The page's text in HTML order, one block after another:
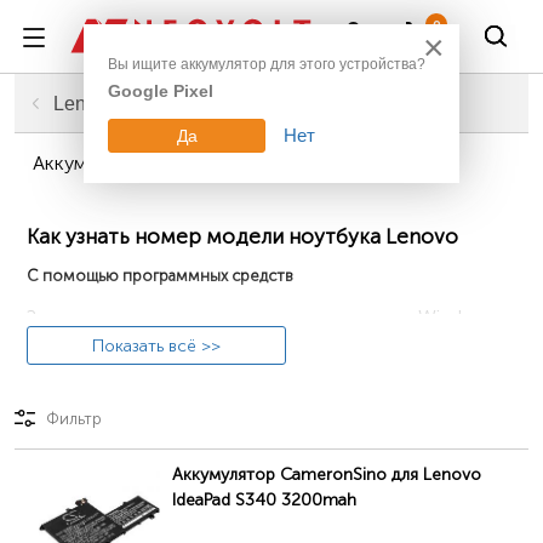
0
Главная
Компьютерная техника
Аккумуляторы для ноутбуков
Lenovo
Аккумуляторы для ноутбуков Lenovo Ideapad
Как узнать номер модели ноутбука Lenovo
С помощью программных средств
Запустите компьютер и выполните поиск в Windows
приложенияLenovo Vantage
списка вновь «Device» и в поле «My Device»
проверьте название устройства (например, ThinkPad
Показать всё >>
Фильтр
Аккумулятор CameronSino для Lenovo
IdeaPad S340 3200mah
×
Вы ищите аккумулятор для этого устройства?
Google Pixel
Да Нет